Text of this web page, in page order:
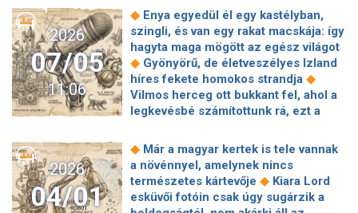
FILM-ZENE-SZÓRAKOZÁS
PLAYLIST
MI AZ A ROBOT PODCAST?
2026
07/05
11:06
◆ Enya egyedül él egy kastélyban,
szingli, és van egy rakat macskája: így
hagyta maga mögött az egész világot
◆ Gyönyörű, de életveszélyes Izland
híres fekete homokos strandja ◆
Vilmos herceg ott bukkant fel, ahol a
legkevésbé számítottunk rá, ezt a
Létezik egy film, amit csak 2115-ben
fognak bemutatni, és óriási titok, hogy
miről fog szólni ◆Pókember, Nolan
és a minyonok: 5 várva várt
mozipremier júliusban◆Terminátor a
2026
04/01
◆ Már a magyar kertek is tele vannak
a növénnyel, amelynek nincs
természetes kártevője ◆ Kiara Lord
esküvői fotóin csak úgy sugárzik a